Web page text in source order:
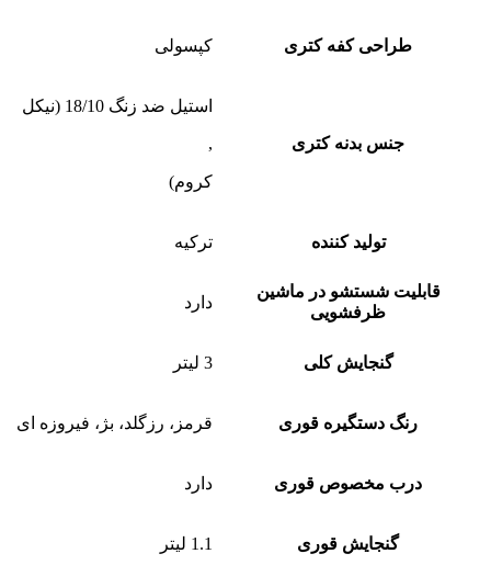
طراحی کفه کتری کپسولی
جنس بدنه کتری
استیل ضد زنگ 18/10 (نیکل
,
کروم)
تولید کننده ترکیه
قابلیت شستشو در ماشین
ظرفشویی
دارد
گنجایش کلی 3 لیتر
رنگ دستگیره قوری قرمز، رزگلد، بژ، فیروزه ای
درب مخصوص قوری دارد
گنجایش قوری 1.1 لیتر